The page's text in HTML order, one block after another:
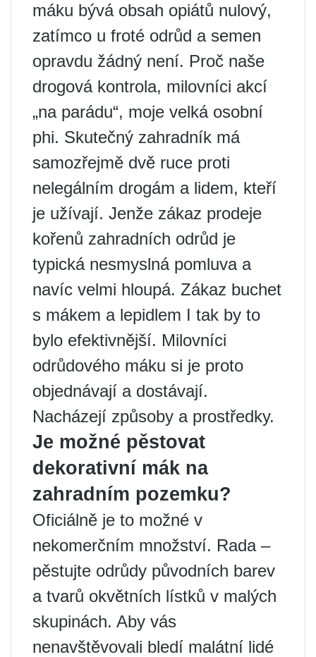
máku bývá obsah opiátů nulový,
zatímco u froté odrůd a semen
opravdu žádný není. Proč naše
drogová kontrola, milovníci akcí
„na parádu“, moje velká osobní
phi. Skutečný zahradník má
samozřejmě dvě ruce proti
nelegálním drogám a lidem, kteří
je užívají. Jenže zákaz prodeje
kořenů zahradních odrůd je
typická nesmyslná pomluva a
navíc velmi hloupá. Zákaz buchet
s mákem a lepidlem I tak by to
bylo efektivnější. Milovníci
odrůdového máku si je proto
objednávají a dostávají.
Nacházejí způsoby a prostředky.
Je možné pěstovat
dekorativní mák na
zahradním pozemku?
Oficiálně je to možné v
nekomerčním množství. Rada –
pěstujte odrůdy původních barev
a tvarů okvětních lístků v malých
skupinách. Aby vás
nenavštěvovali bledí malátní lidé